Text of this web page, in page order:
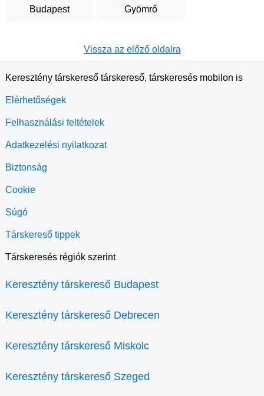
Budapest
Gyömrő
Vissza az előző oldalra
Keresztény társkereső társkereső, társkeresés mobilon is
Elérhetőségek
Felhasználási feltételek
Adatkezelési nyilatkozat
Biztonság
Cookie
Súgó
Társkereső tippek
Társkeresés régiók szerint
Keresztény társkereső Budapest
Keresztény társkereső Debrecen
Keresztény társkereső Miskolc
Keresztény társkereső Szeged